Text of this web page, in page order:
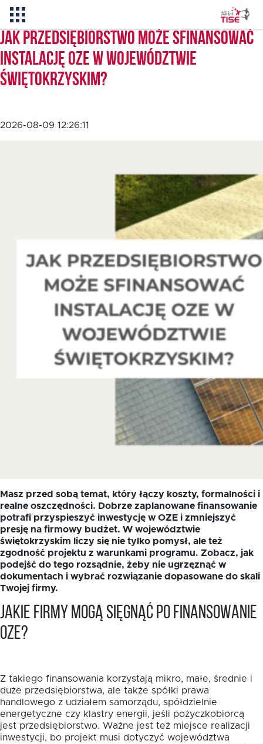
Pożyczka TISE – 100 % online
Pożyczka rozwojowa TISE
Oferta dla MSP
Oferta dla NGO/PES
Fundusz FKIS
Kontakt
EN
Jak przedsiębiorstwo może sfinansować
instalację OZE w województwie
świętokrzyskim?
2026-08-09 12:26:11
Masz przed sobą temat, który łączy koszty, formalności i
realne oszczędności. Dobrze zaplanowane finansowanie
potrafi przyspieszyć inwestycję w OZE i zmniejszyć
presję na firmowy budżet. W województwie
świętokrzyskim liczy się nie tylko pomysł, ale też
zgodność projektu z warunkami programu. Zobacz, jak
podejść do tego rozsądnie, żeby nie ugrzęznąć w
dokumentach i wybrać rozwiązanie dopasowane do skali
Twojej firmy.
Jakie firmy mogą sięgnąć po finansowanie
OZE?
Z takiego finansowania korzystają mikro, małe, średnie i
duże przedsiębiorstwa, ale także spółki prawa
handlowego z udziałem samorządu, spółdzielnie
energetyczne czy klastry energii, jeśli pożyczkobiorcą
jest przedsiębiorstwo. Ważne jest też miejsce realizacji
inwestycji, bo projekt musi dotyczyć województwa